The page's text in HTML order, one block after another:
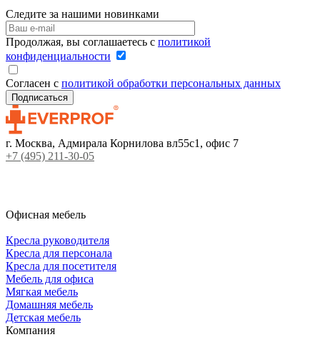
Следите за нашими новинками
Продолжая, вы соглашаетесь с политикой
конфиденциальности
Согласен с политикой обработки персональных данных
г. Москва, Адмирала Корнилова вл55с1, офис 7
+7 (495) 211-30-05
Офисная мебель
Кресла руководителя
Кресла для персонала
Кресла для посетителя
Мебель для офиса
Мягкая мебель
Домашняя мебель
Детская мебель
Компания